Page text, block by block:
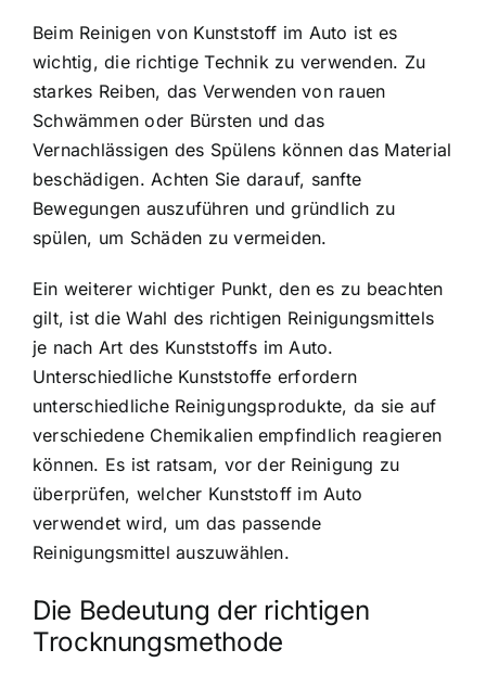
Beim Reinigen von Kunststoff im Auto ist es
wichtig, die richtige Technik zu verwenden. Zu
starkes Reiben, das Verwenden von rauen
Schwämmen oder Bürsten und das
Vernachlässigen des Spülens können das Material
beschädigen. Achten Sie darauf, sanfte
Bewegungen auszuführen und gründlich zu
spülen, um Schäden zu vermeiden.
Ein weiterer wichtiger Punkt, den es zu beachten
gilt, ist die Wahl des richtigen Reinigungsmittels
je nach Art des Kunststoffs im Auto.
Unterschiedliche Kunststoffe erfordern
unterschiedliche Reinigungsprodukte, da sie auf
verschiedene Chemikalien empfindlich reagieren
können. Es ist ratsam, vor der Reinigung zu
überprüfen, welcher Kunststoff im Auto
verwendet wird, um das passende
Reinigungsmittel auszuwählen.
Die Bedeutung der richtigen
Trocknungsmethode